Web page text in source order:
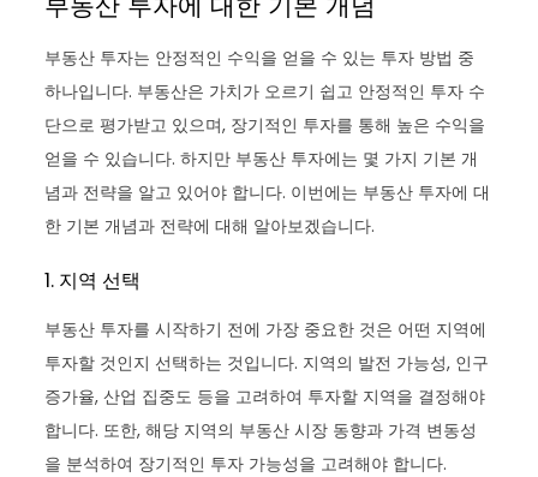
부동산 투자는 안정적인 수익을 얻을 수 있는 투자 방법 중
하나입니다. 부동산은 가치가 오르기 쉽고 안정적인 투자 수
단으로 평가받고 있으며, 장기적인 투자를 통해 높은 수익을
얻을 수 있습니다. 하지만 부동산 투자에는 몇 가지 기본 개
념과 전략을 알고 있어야 합니다. 이번에는 부동산 투자에 대
한 기본 개념과 전략에 대해 알아보겠습니다.
1. 지역 선택
부동산 투자를 시작하기 전에 가장 중요한 것은 어떤 지역에
투자할 것인지 선택하는 것입니다. 지역의 발전 가능성, 인구
증가율, 산업 집중도 등을 고려하여 투자할 지역을 결정해야
합니다. 또한, 해당 지역의 부동산 시장 동향과 가격 변동성
을 분석하여 장기적인 투자 가능성을 고려해야 합니다.